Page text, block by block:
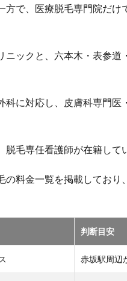
で、医療脱毛専門院だけ
ックと、六本木・表参道
に対応し、皮膚科専門医
毛専任看護師が在籍して
料金一覧を掲載しており
判断目安
赤坂駅周辺